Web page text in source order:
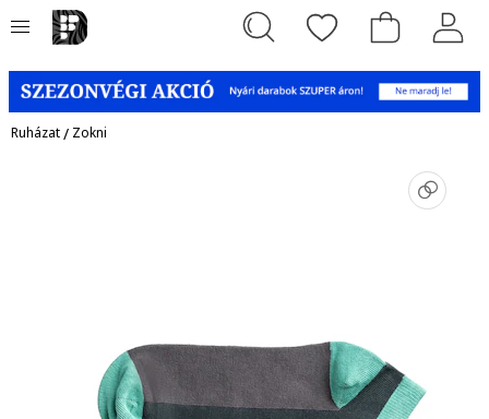
Ruházat/ Zokni